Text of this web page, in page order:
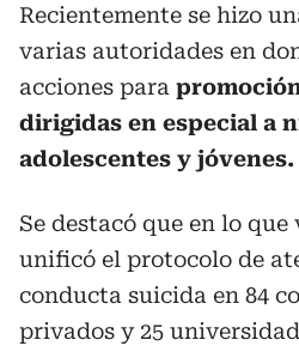
Recientemente se hizo
varias autoridades en
acciones para
dirigidas en especial a
adolescentes y jóvenes.
Se destacó que en lo que
unificó el protocolo de
conducta suicida en 84
privados y 25